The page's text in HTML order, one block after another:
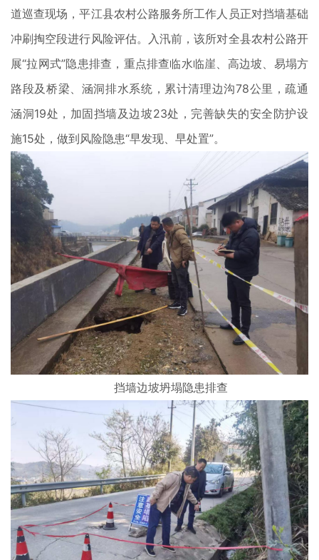
道巡查现场，平江县农村公路服务所工作人员正对挡墙基础
冲刷掏空段进行风险评估。入汛前，该所对全县农村公路开
展“拉网式”隐患排查，重点排查临水临崖、高边坡、易塌方
路段及桥梁、涵洞排水系统，累计清理边沟78公里，疏通
涵洞19处，加固挡墙及边坡23处，完善缺失的安全防护设
施15处，做到风险隐患“早发现、早处置”。
挡墙边坡坍塌隐患排查